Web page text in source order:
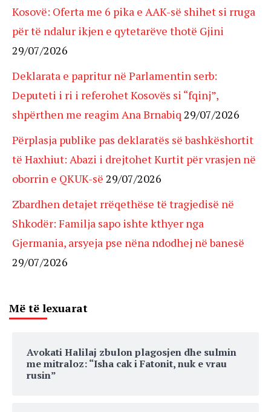
Kosovë: Oferta me 6 pika e AAK-së shihet si rruga
për të ndalur ikjen e qytetarëve thotë Gjini
29/07/2026
Deklarata e papritur në Parlamentin serb:
Deputeti i ri i referohet Kosovës si “fqinj”,
shpërthen me reagim Ana Brnabiq 29/07/2026
Përplasja publike pas deklaratës së bashkëshortit
të Haxhiut: Abazi i drejtohet Kurtit për vrasjen në
oborrin e QKUK-së 29/07/2026
Zbardhen detajet rrëqethëse të tragjedisë në
Shkodër: Familja sapo ishte kthyer nga
Gjermania, arsyeja pse nëna ndodhej në banesë
29/07/2026
Më të lexuarat
Avokati Halilaj zbulon plagosjen dhe sulmin
me mitraloz: “Isha cak i Fatonit, nuk e vrau
rusin”